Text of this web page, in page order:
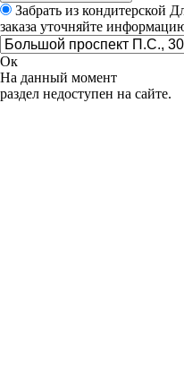
Забрать из кондитерской
заказа уточняйте
Ок
На данный момент
раздел недоступен на сайте.